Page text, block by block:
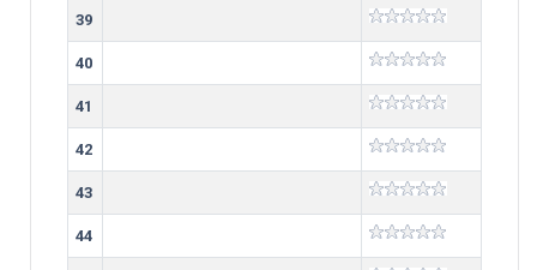
39
40
41
42
43
44